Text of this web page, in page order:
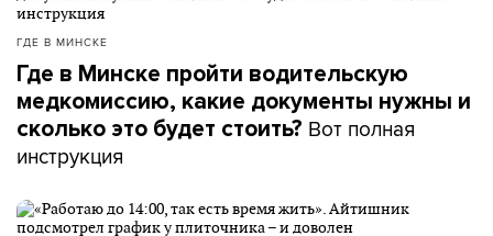
ГДЕ В МИНСКЕ
Где в Минске пройти водительскую
медкомиссию, какие документы нужны и
сколько это будет стоить? Вот полная
инструкция